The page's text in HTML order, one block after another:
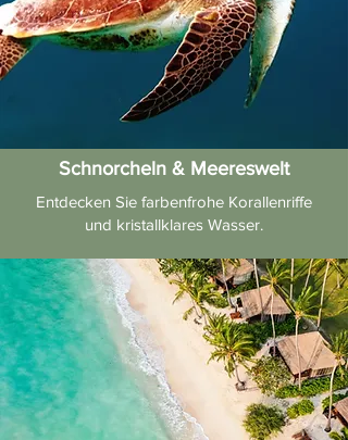
Schnorcheln & Meereswelt
Entdecken Sie farbenfrohe Korallenriffe
und kristallklares Wasser.